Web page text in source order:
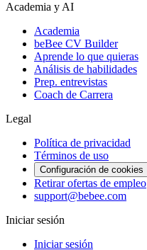
Academia y AI
Academia
beBee CV Builder
Aprende lo que quieras
Análisis de habilidades
Prep. entrevistas
Coach de Carrera
Legal
Política de privacidad
Términos de uso
Configuración de cookies
Retirar ofertas de empleo
support@bebee.com
Iniciar sesión
Iniciar sesión